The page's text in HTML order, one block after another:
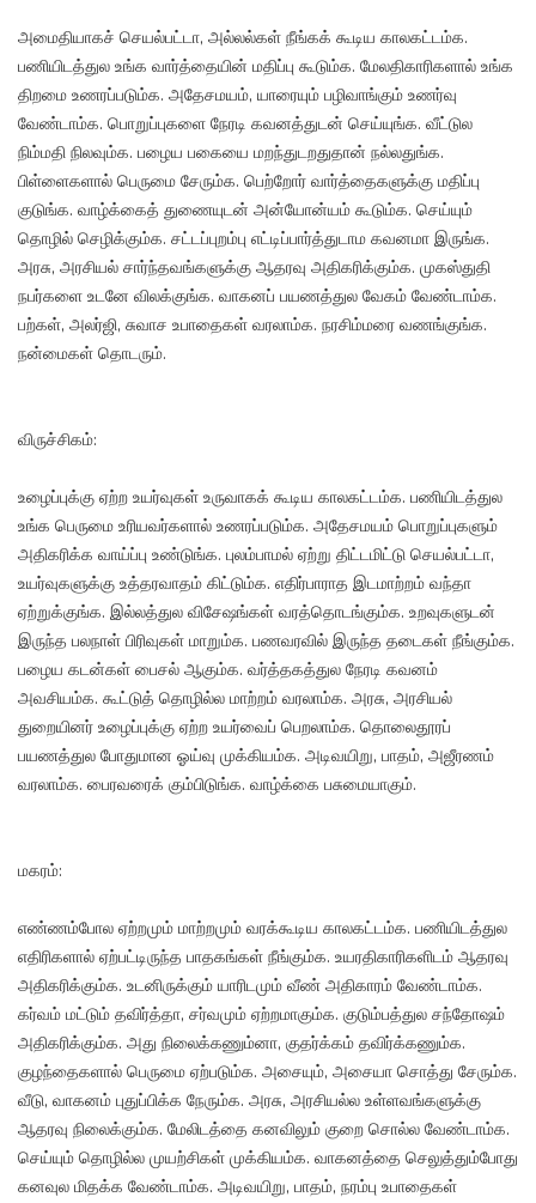
அமைதியாகச் செயல்பட்டா, அல்லல்கள் நீங்கக் கூடிய காலகட்டம்க.
பணியிடத்துல உங்க வார்த்தையின் மதிப்பு கூடும்க. மேலதிகாரிகளால் உங்க
திறமை உணரப்படும்க. அதேசமயம், யாரையும் பழிவாங்கும் உணர்வு
வேண்டாம்க. பொறுப்புகளை நேரடி கவனத்துடன் செய்யுங்க. வீட்டுல
நிம்மதி நிலவும்க. பழைய பகையை மறந்துடறதுதான் நல்லதுங்க.
பிள்ளைகளால் பெருமை சேரும்க. பெற்றோர் வார்த்தைகளுக்கு மதிப்பு
குடுங்க. வாழ்க்கைத் துணையுடன் அன்யோன்யம் கூடும்க. செய்யும்
தொழில் செழிக்கும்க. சட்டப்புறம்பு எட்டிப்பார்த்துடாம கவனமா இருங்க.
அரசு, அரசியல் சார்ந்தவங்களுக்கு ஆதரவு அதிகரிக்கும்க. முகஸ்துதி
நபர்களை உடனே விலக்குங்க. வாகனப் பயணத்துல வேகம் வேண்டாம்க.
பற்கள், அலர்ஜி, சுவாச உபாதைகள் வரலாம்க. நரசிம்மரை வணங்குங்க.
நன்மைகள் தொடரும்.
விருச்சிகம்:
உழைப்புக்கு ஏற்ற உயர்வுகள் உருவாகக் கூடிய காலகட்டம்க. பணியிடத்துல
உங்க பெருமை உரியவர்களால் உணரப்படும்க. அதேசமயம் பொறுப்புகளும்
அதிகரிக்க வாய்ப்பு உண்டுங்க. புலம்பாமல் ஏற்று திட்டமிட்டு செயல்பட்டா,
உயர்வுகளுக்கு உத்தரவாதம் கிட்டும்க. எதிர்பாராத இடமாற்றம் வந்தா
ஏற்றுக்குங்க. இல்லத்துல விசேஷங்கள் வரத்தொடங்கும்க. உறவுகளுடன்
இருந்த பலநாள் பிரிவுகள் மாறும்க. பணவரவில் இருந்த தடைகள் நீங்கும்க.
பழைய கடன்கள் பைசல் ஆகும்க. வர்த்தகத்துல நேரடி கவனம்
அவசியம்க. கூட்டுத் தொழில்ல மாற்றம் வரலாம்க. அரசு, அரசியல்
துறையினர் உழைப்புக்கு ஏற்ற உயர்வைப் பெறலாம்க. தொலைதூரப்
பயணத்துல போதுமான ஓய்வு முக்கியம்க. அடிவயிறு, பாதம், அஜீரணம்
வரலாம்க. பைரவரைக் கும்பிடுங்க. வாழ்க்கை பசுமையாகும்.
மகரம்:
எண்ணம்போல ஏற்றமும் மாற்றமும் வரக்கூடிய காலகட்டம்க. பணியிடத்துல
எதிரிகளால் ஏற்பட்டிருந்த பாதகங்கள் நீங்கும்க. உயரதிகாரிகளிடம் ஆதரவு
அதிகரிக்கும்க. உடனிருக்கும் யாரிடமும் வீண் அதிகாரம் வேண்டாம்க.
கர்வம் மட்டும் தவிர்த்தா, சர்வமும் ஏற்றமாகும்க. குடும்பத்துல சந்தோஷம்
அதிகரிக்கும்க. அது நிலைக்கணும்னா, குதர்க்கம் தவிர்க்கணும்க.
குழந்தைகளால் பெருமை ஏற்படும்க. அசையும், அசையா சொத்து சேரும்க.
வீடு, வாகனம் புதுப்பிக்க நேரும்க. அரசு, அரசியல்ல உள்ளவங்களுக்கு
ஆதரவு நிலைக்கும்க. மேலிடத்தை கனவிலும் குறை சொல்ல வேண்டாம்க.
செய்யும் தொழில்ல முயற்சிகள் முக்கியம்க. வாகனத்தை செலுத்தும்போது
கனவுல மிதக்க வேண்டாம்க. அடிவயிறு, பாதம், நரம்பு உபாதைகள்